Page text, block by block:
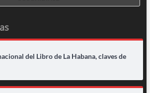
del Libro de La Habana, claves de